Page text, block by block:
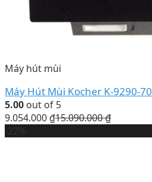
Máy hút mùi
Máy Hút Mùi Kocher K-9290-70
5.00 out of 5
9.054.000 ₫15.090.000₫